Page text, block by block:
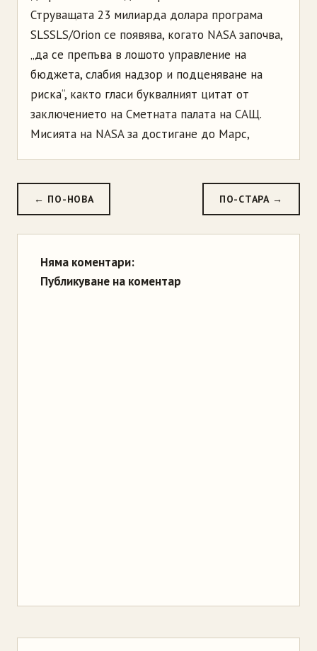
Струващата 23 милиарда долара програма
SLSSLS/Orion се появява, когато NASA започва,
„да се препъва в лошото управление на
бюджета, слабия надзор и подценяване на
риска“, както гласи буквалният цитат от
заключението на Сметната палата на САЩ.
Мисията на NASA за достигане до Марс,
← ПО-НОВА ПО-СТАРА →
Няма коментари:
Публикуване на коментар